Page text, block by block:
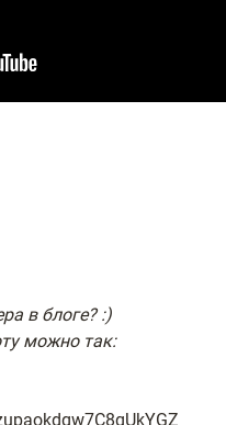
в блоге? :)
можно так: